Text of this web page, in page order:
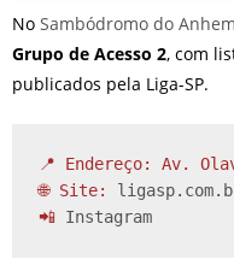
No Sambódromo do
Grupo de Acesso 2, com
publicados pela Liga-SP.
📍 Endereço: Av.
🌐 Site:
📲 Instagram